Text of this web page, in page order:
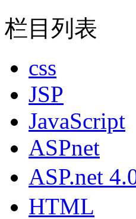
栏目列表
css
JSP
JavaScript
ASPnet
ASP.net
HTML